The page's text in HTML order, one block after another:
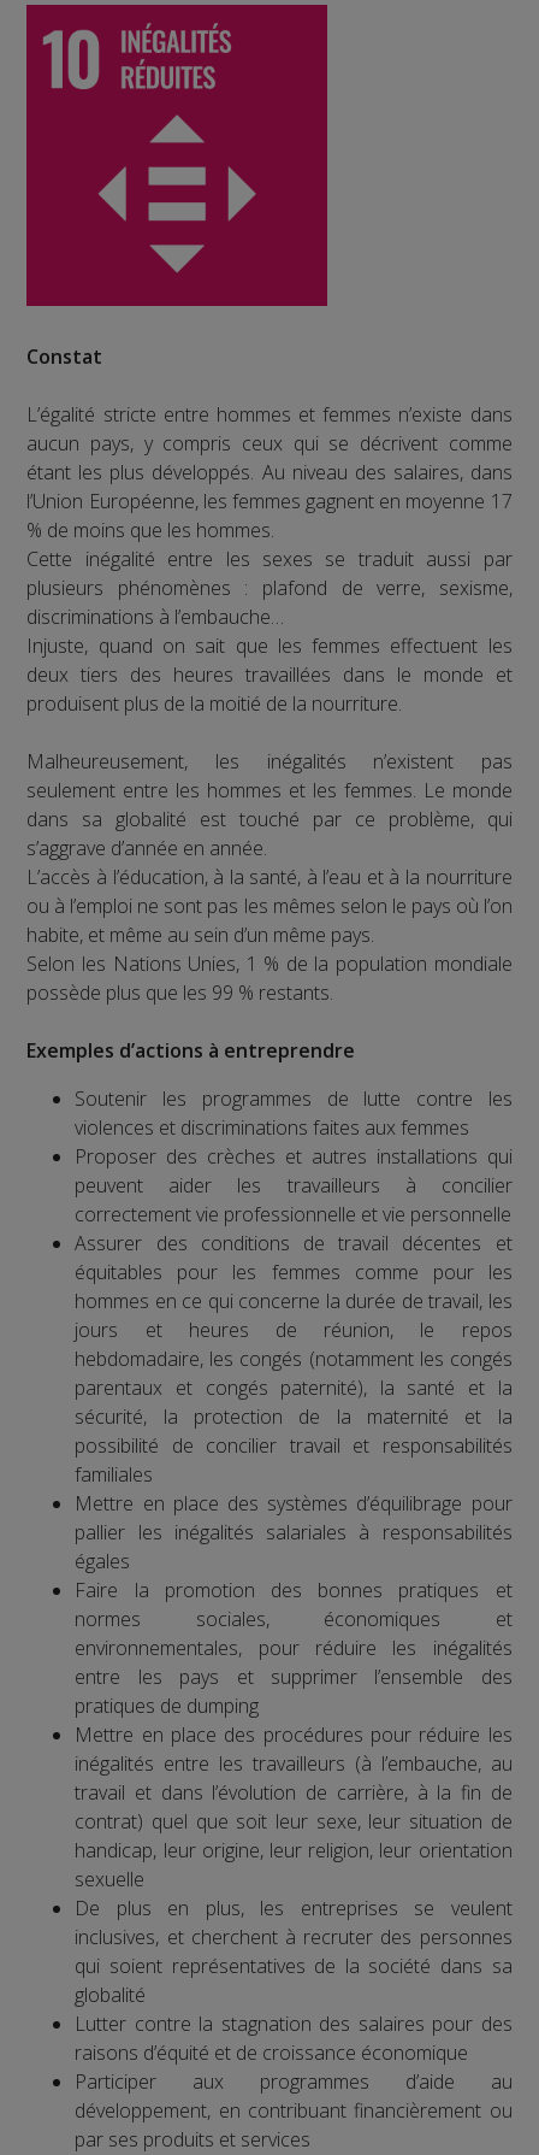
Constat
L’égalité stricte entre hommes et femmes n’existe dans
aucun pays, y compris ceux qui se décrivent comme
étant les plus développés. Au niveau des salaires, dans
l’Union Européenne, les femmes gagnent en moyenne 17
% de moins que les hommes.
Cette inégalité entre les sexes se traduit aussi par
plusieurs phénomènes : plafond de verre, sexisme,
discriminations à l’embauche…
Injuste, quand on sait que les femmes effectuent les
deux tiers des heures travaillées dans le monde et
produisent plus de la moitié de la nourriture.
Malheureusement, les inégalités n’existent pas
seulement entre les hommes et les femmes. Le monde
dans sa globalité est touché par ce problème, qui
s’aggrave d’année en année.
L’accès à l’éducation, à la santé, à l’eau et à la nourriture
ou à l’emploi ne sont pas les mêmes selon le pays où l’on
habite, et même au sein d’un même pays.
Selon les Nations Unies, 1 % de la population mondiale
possède plus que les 99 % restants.
Exemples d’actions à entreprendre
Soutenir les programmes de lutte contre les
violences et discriminations faites aux femmes
Proposer des crèches et autres installations qui
peuvent aider les travailleurs à concilier
correctement vie professionnelle et vie personnelle
Assurer des conditions de travail décentes et
équitables pour les femmes comme pour les
hommes en ce qui concerne la durée de travail, les
jours et heures de réunion, le repos
hebdomadaire, les congés (notamment les congés
parentaux et congés paternité), la santé et la
sécurité, la protection de la maternité et la
possibilité de concilier travail et responsabilités
familiales
Mettre en place des systèmes d’équilibrage pour
pallier les inégalités salariales à responsabilités
égales
Faire la promotion des bonnes pratiques et
normes sociales, économiques et
environnementales, pour réduire les inégalités
entre les pays et supprimer l’ensemble des
pratiques de dumping
Mettre en place des procédures pour réduire les
inégalités entre les travailleurs (à l’embauche, au
travail et dans l’évolution de carrière, à la fin de
contrat) quel que soit leur sexe, leur situation de
handicap, leur origine, leur religion, leur orientation
sexuelle
De plus en plus, les entreprises se veulent
inclusives, et cherchent à recruter des personnes
qui soient représentatives de la société dans sa
globalité
Lutter contre la stagnation des salaires pour des
raisons d’équité et de croissance économique
Participer aux programmes d’aide au
développement, en contribuant financièrement ou
par ses produits et services